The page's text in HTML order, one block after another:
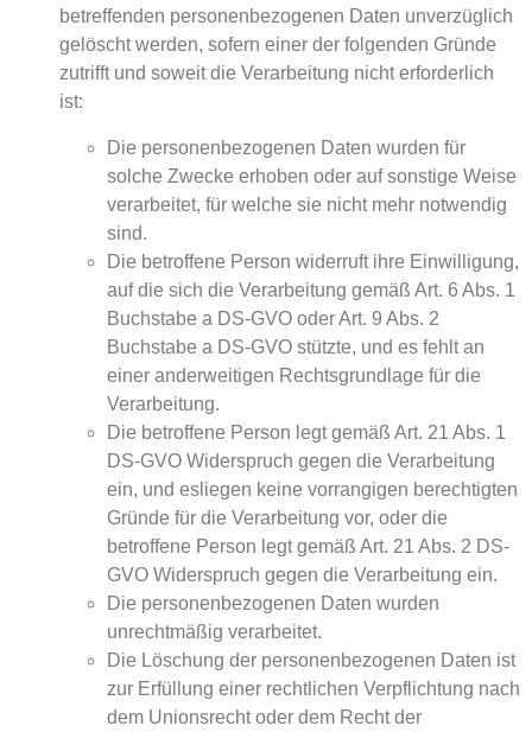
betreffenden personenbezogenen Daten unverzüglich
gelöscht werden, sofern einer der folgenden Gründe
zutrifft und soweit die Verarbeitung nicht erforderlich
ist:
Die personenbezogenen Daten wurden für
solche Zwecke erhoben oder auf sonstige Weise
verarbeitet, für welche sie nicht mehr notwendig
sind.
Die betroffene Person widerruft ihre Einwilligung,
auf die sich die Verarbeitung gemäß Art. 6 Abs. 1
Buchstabe a DS-GVO oder Art. 9 Abs. 2
Buchstabe a DS-GVO stützte, und es fehlt an
einer anderweitigen Rechtsgrundlage für die
Verarbeitung.
Die betroffene Person legt gemäß Art. 21 Abs. 1
DS-GVO Widerspruch gegen die Verarbeitung
ein, und esliegen keine vorrangigen berechtigten
Gründe für die Verarbeitung vor, oder die
betroffene Person legt gemäß Art. 21 Abs. 2 DS-
GVO Widerspruch gegen die Verarbeitung ein.
Die personenbezogenen Daten wurden
unrechtmäßig verarbeitet.
Die Löschung der personenbezogenen Daten ist
zur Erfüllung einer rechtlichen Verpflichtung nach
dem Unionsrecht oder dem Recht der